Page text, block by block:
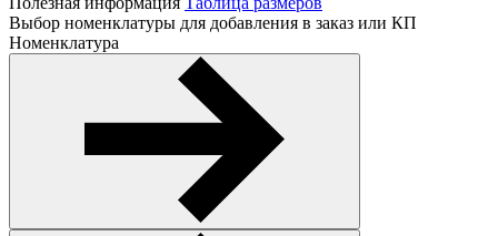
Выбор номенклатуры для добавления в заказ или КП
Номенклатура